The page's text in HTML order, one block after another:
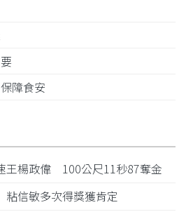
障食安
王楊政偉 100公尺11秒87奪金
信敏多次得獎獲肯定